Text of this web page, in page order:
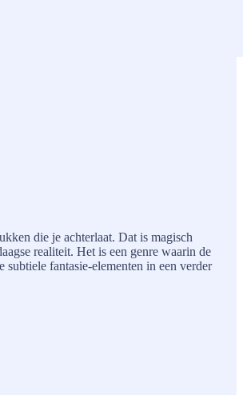
die je achterlaat. Dat is magisch
realiteit. Het is een genre waarin de
fantasie-elementen in een verder